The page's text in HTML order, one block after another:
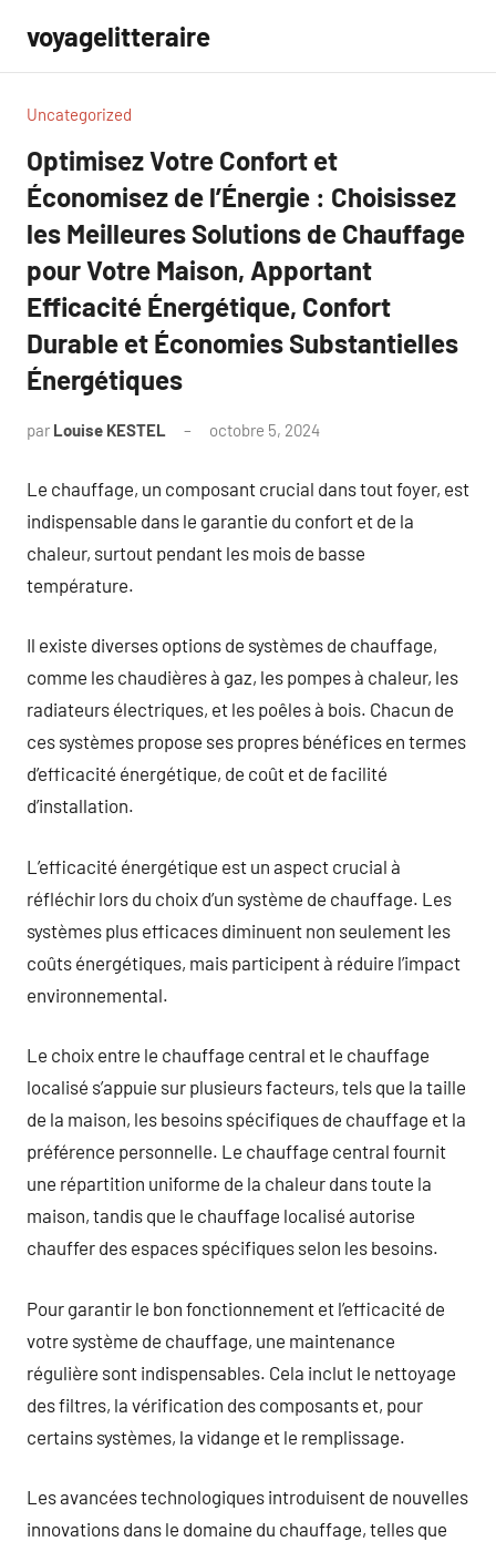
contenu
voyagelitteraire
Uncategorized
Optimisez Votre Confort et
Économisez de l’Énergie : Choisissez
les Meilleures Solutions de Chauffage
pour Votre Maison, Apportant
Efficacité Énergétique, Confort
Durable et Économies Substantielles
Énergétiques
par Louise KESTEL octobre 5, 2024
Le chauffage, un composant crucial dans tout foyer, est
indispensable dans le garantie du confort et de la
chaleur, surtout pendant les mois de basse
température.
Il existe diverses options de systèmes de chauffage,
comme les chaudières à gaz, les pompes à chaleur, les
radiateurs électriques, et les poêles à bois. Chacun de
ces systèmes propose ses propres bénéfices en termes
d’efficacité énergétique, de coût et de facilité
d’installation.
L’efficacité énergétique est un aspect crucial à
réfléchir lors du choix d’un système de chauffage. Les
systèmes plus efficaces diminuent non seulement les
coûts énergétiques, mais participent à réduire l’impact
environnemental.
Le choix entre le chauffage central et le chauffage
localisé s’appuie sur plusieurs facteurs, tels que la taille
de la maison, les besoins spécifiques de chauffage et la
préférence personnelle. Le chauffage central fournit
une répartition uniforme de la chaleur dans toute la
maison, tandis que le chauffage localisé autorise
chauffer des espaces spécifiques selon les besoins.
Pour garantir le bon fonctionnement et l’efficacité de
votre système de chauffage, une maintenance
régulière sont indispensables. Cela inclut le nettoyage
des filtres, la vérification des composants et, pour
certains systèmes, la vidange et le remplissage.
Les avancées technologiques introduisent de nouvelles
innovations dans le domaine du chauffage, telles que